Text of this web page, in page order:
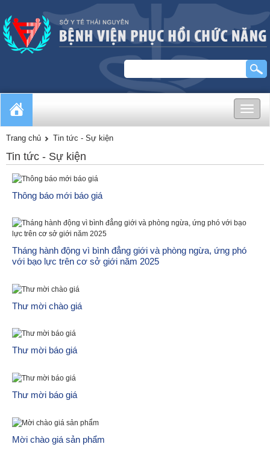
Toggle
Trang chủ Tin tức - Sự kiện
Tin tức - Sự kiện
Thông báo mới báo giá
Tháng hành động vì bình đẳng giới và phòng ngừa, ứng phó
với bạo lực trên cơ sở giới năm 2025
Thư mời chào giá
Thư mời báo giá
Thư mời báo giá
Mời chào giá sản phẩm